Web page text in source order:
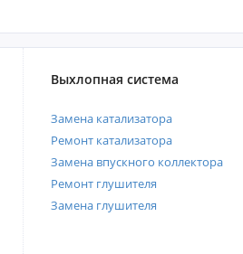
Выхлопная система
Замена катализатора
Ремонт катализатора
Замена впускного коллектора
Ремонт глушителя
Замена глушителя